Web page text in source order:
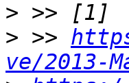
>
> >>
ve/2013-